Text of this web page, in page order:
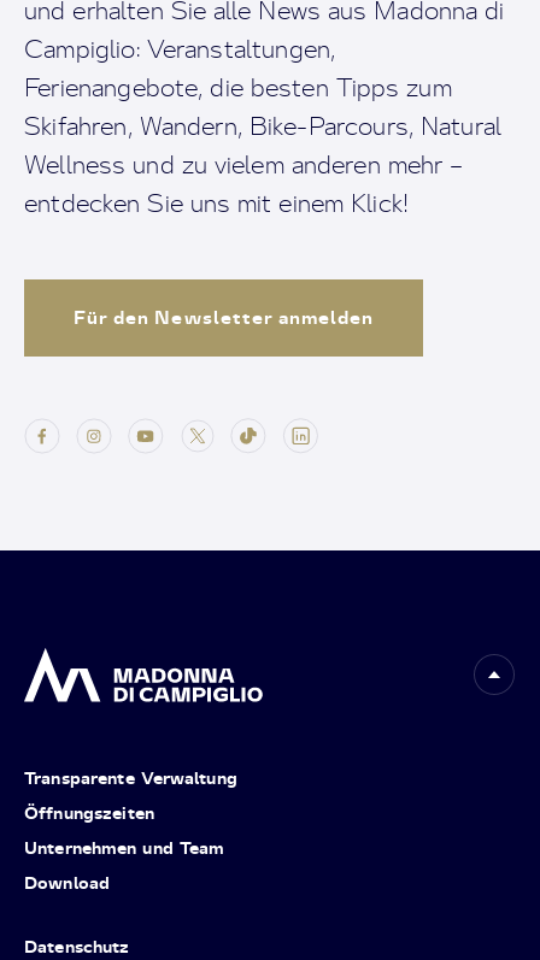
und erhalten Sie alle News aus Madonna di
Campiglio: Veranstaltungen,
Ferienangebote, die besten Tipps zum
Skifahren, Wandern, Bike-Parcours, Natural
Wellness und zu vielem anderen mehr –
entdecken Sie uns mit einem Klick!
Für den Newsletter anmelden
Transparente Verwaltung
Öffnungszeiten
Unternehmen und Team
Download
Datenschutz